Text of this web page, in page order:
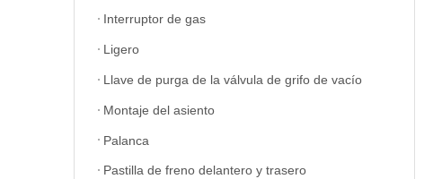
Interruptor de gas
Ligero
Llave de purga de la válvula de grifo de vacío
Montaje del asiento
Palanca
Pastilla de freno delantero y trasero